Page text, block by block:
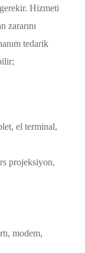
Hizmeti
zararını
tedarik
el terminal,
projeksiyon,
modem,